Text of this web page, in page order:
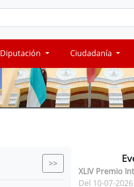
Diputación Ciudadanía
>>
XLIV Premio
Del 10-07-